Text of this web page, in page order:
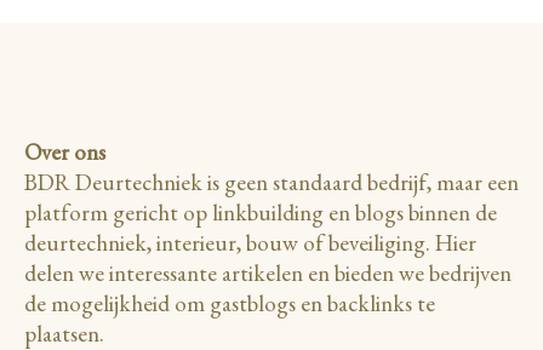
Over ons
BDR Deurtechniek is geen standaard bedrijf, maar een
platform gericht op linkbuilding en blogs binnen de
deurtechniek, interieur, bouw of beveiliging. Hier
delen we interessante artikelen en bieden we bedrijven
de mogelijkheid om gastblogs en backlinks te
plaatsen.